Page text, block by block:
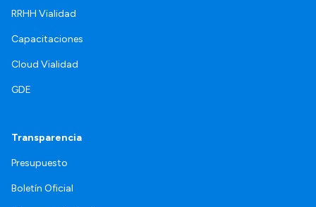
RRHH Vialidad
Capacitaciones
Cloud Vialidad
GDE
Transparencia
Presupuesto
Boletín Oficial